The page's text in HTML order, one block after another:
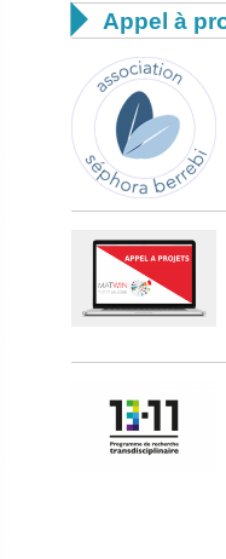
 Appel à